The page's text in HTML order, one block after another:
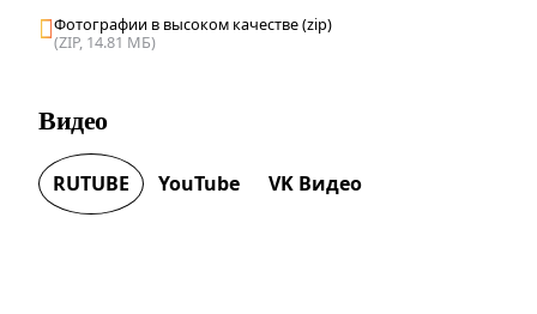
Фотографии в высоком качестве (zip)
(ZIP, 14.81 МБ)
Видео
RUTUBE YouTube VK Видео